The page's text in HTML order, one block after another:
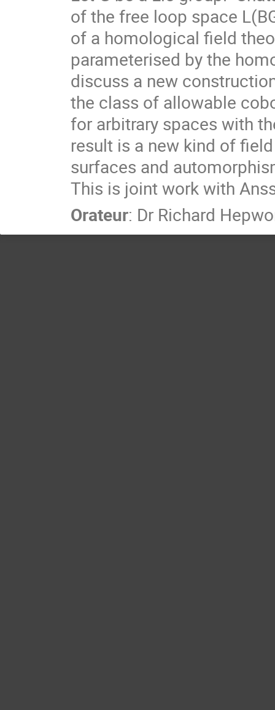
of the free loop space
of a homological field
parameterised by the
discuss a new
the class of allowable
for arbitrary spaces with
result is a new kind of
surfaces and
This is joint work with
Orateur: Dr Richard